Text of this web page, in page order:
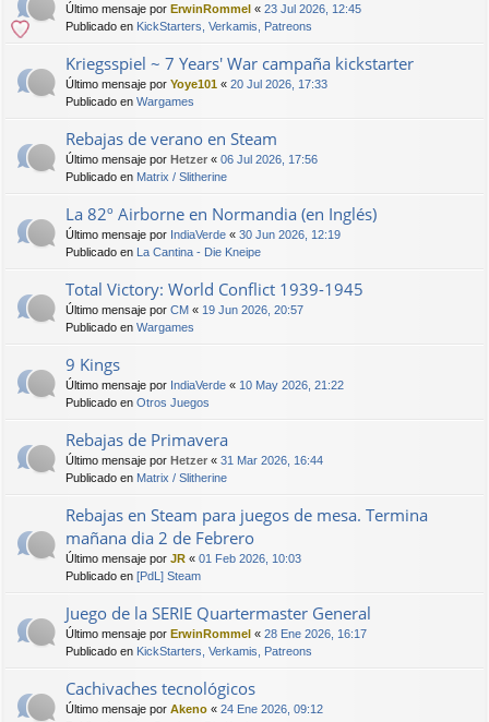
Último mensaje por ErwinRommel « 23 Jul 2026, 12:45
Publicado en KickStarters, Verkamis, Patreons
Kriegsspiel ~ 7 Years' War campaña kickstarter
Último mensaje por Yoye101 « 20 Jul 2026, 17:33
Publicado en Wargames
Rebajas de verano en Steam
Último mensaje por Hetzer « 06 Jul 2026, 17:56
Publicado en Matrix / Slitherine
La 82º Airborne en Normandia (en Inglés)
Último mensaje por IndiaVerde « 30 Jun 2026, 12:19
Publicado en La Cantina - Die Kneipe
Total Victory: World Conflict 1939-1945
Último mensaje por CM « 19 Jun 2026, 20:57
Publicado en Wargames
9 Kings
Último mensaje por IndiaVerde « 10 May 2026, 21:22
Publicado en Otros Juegos
Rebajas de Primavera
Último mensaje por Hetzer « 31 Mar 2026, 16:44
Publicado en Matrix / Slitherine
Rebajas en Steam para juegos de mesa. Termina
mañana dia 2 de Febrero
Último mensaje por JR « 01 Feb 2026, 10:03
Publicado en [PdL] Steam
Juego de la SERIE Quartermaster General
Último mensaje por ErwinRommel « 28 Ene 2026, 16:17
Publicado en KickStarters, Verkamis, Patreons
Cachivaches tecnológicos
Último mensaje por Akeno « 24 Ene 2026, 09:12